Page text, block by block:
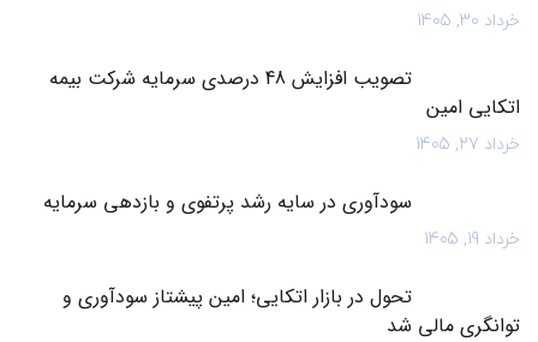
خرداد 30, 1405
تصویب افزایش 48 درصدی سرمایه شرکت بیمه
اتکایی امین
خرداد 27, 1405
سودآوری در سایه رشد پرتفوی و بازدهی سرمایه
خرداد 19, 1405
تحول در بازار اتکایی؛ امین پیشتاز سودآوری و
توانگری مالی شد